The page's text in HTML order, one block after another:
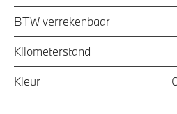
BTW verrekenbaar
Kilometerstand
Kleur